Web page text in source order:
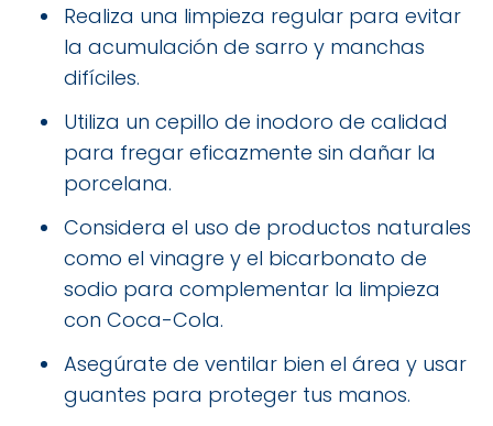
Realiza una limpieza regular para evitar
la acumulación de sarro y manchas
difíciles.
Utiliza un cepillo de inodoro de calidad
para fregar eficazmente sin dañar la
porcelana.
Considera el uso de productos naturales
como el vinagre y el bicarbonato de
sodio para complementar la limpieza
con Coca-Cola.
Asegúrate de ventilar bien el área y usar
guantes para proteger tus manos.